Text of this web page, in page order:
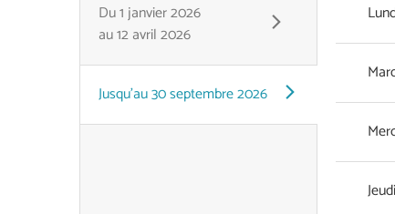
Du1 janvier 2026
au12 avril 2026
Jusqu'au30 septembre 2026
Jeudi